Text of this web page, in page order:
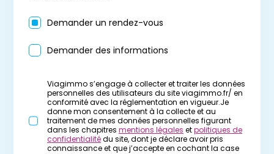
Demander un rendez-vous
Demander des informations
Viagimmo s’engage à collecter et traiter les données
personnelles des utilisateurs du site viagimmo.fr/ en
conformité avec la réglementation en vigueur.Je
donne mon consentement à la collecte et au
traitement de mes données personnelles figurant
dans les chapitres mentions légales etpolitiques de
confidentialitédu site, dont je déclare avoir pris
connaissance et que j’accepte en cochant la case